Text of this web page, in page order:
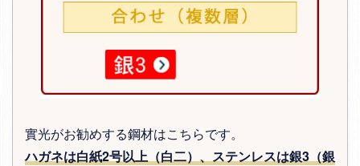
實光がお勧めする鋼材はこちらです。
ハガネは白紙2号以上（白二）、ステンレスは銀3（銀